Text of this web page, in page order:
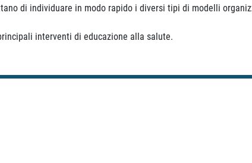
di individuare in modo rapido i diversi tipi di modelli
interventi di educazione alla salute.